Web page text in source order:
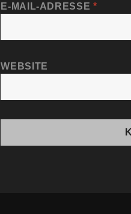
E-MAIL-ADRESSE *
WEBSITE